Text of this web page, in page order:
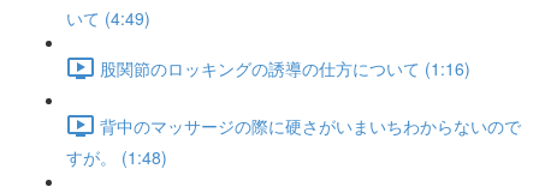
いて (4:49)
股関節のロッキングの誘導の仕方について (1:16)
背中のマッサージの際に硬さがいまいちわからないので
すが。 (1:48)